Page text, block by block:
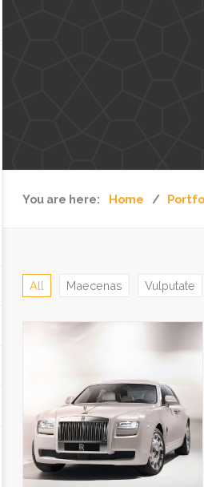
You are here: Home
All Maecenas Vulputate